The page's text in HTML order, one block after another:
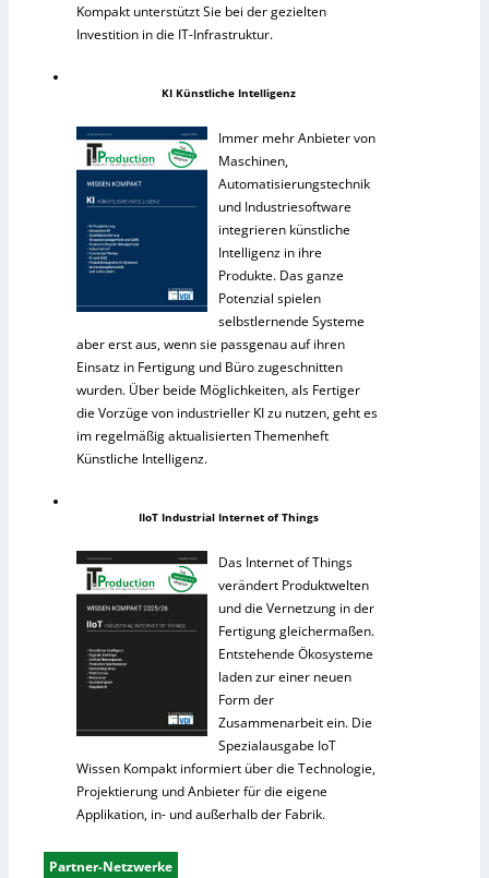
Kompakt unterstützt Sie bei der gezielten
Investition in die IT-Infrastruktur.
KI Künstliche Intelligenz
Immer mehr Anbieter von
Maschinen,
Automatisierungstechnik
und Industriesoftware
integrieren künstliche
Intelligenz in ihre
Produkte. Das ganze
Potenzial spielen
selbstlernende Systeme
aber erst aus, wenn sie passgenau auf ihren
Einsatz in Fertigung und Büro zugeschnitten
wurden. Über beide Möglichkeiten, als Fertiger
die Vorzüge von industrieller KI zu nutzen, geht es
im regelmäßig aktualisierten Themenheft
Künstliche Intelligenz.
IIoT Industrial Internet of Things
Das Internet of Things
verändert Produktwelten
und die Vernetzung in der
Fertigung gleichermaßen.
Entstehende Ökosysteme
laden zur einer neuen
Form der
Zusammenarbeit ein. Die
Spezialausgabe IoT
Wissen Kompakt informiert über die Technologie,
Projektierung und Anbieter für die eigene
Applikation, in- und außerhalb der Fabrik.
Partner-Netzwerke